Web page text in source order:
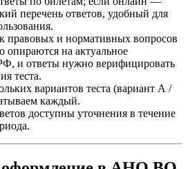
перечень ответов, удобный для
правовых и нормативных вопросов
на актуальное
РФ, и ответы нужно верифицировать
теста.
вариантов теста (вариант А /
каждый.
доступны уточнения в течение